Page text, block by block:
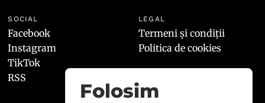
SOCIAL
Facebook
Instagram
TikTok
RSS
LEGAL
Termeni și condiții
Politica de cookies
Folosim